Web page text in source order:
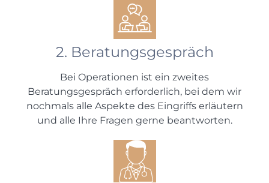
2. Beratungsgespräch
Bei Operationen ist ein zweites
Beratungsgespräch erforderlich, bei dem wir
nochmals alle Aspekte des Eingriffs erläutern
und alle Ihre Fragen gerne beantworten.